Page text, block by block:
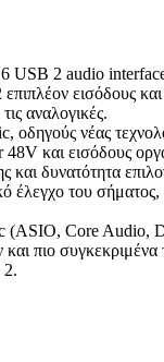
2 audio interface
επιπλέον εισόδους
αναλογικές.
οδηγούς νέας
και εισόδους
και δυνατότητα
έλεγχο του
(ASIO, Core
και πιο
2.